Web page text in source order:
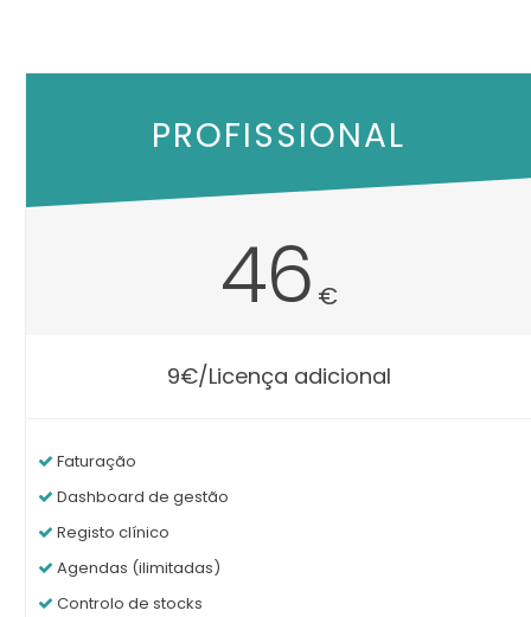
PROFISSIONAL
46 €
9€/Licença adicional
Faturação
Dashboard de gestão
Registo clínico
Agendas (ilimitadas)
Controlo de stocks